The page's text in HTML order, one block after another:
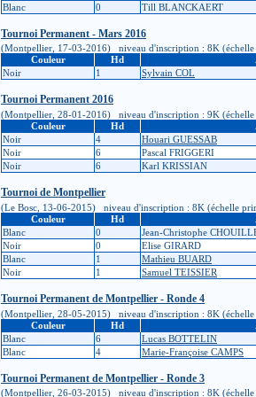
Blanc
0 Till BLANCKAERT
Tournoi Permanent - Mars 2016
(Montpellier, 17-03-2016) niveau d'inscription : 8K (échelle
Couleur
Hd
Noir
1 Sylvain COL
Tournoi Permanent 2016
(Montpellier, 28-01-2016) niveau d'inscription : 9K (échelle
Couleur
Hd
Noir
4 Houari GUESSAB
Noir
6 Pascal FRIGGERI
Noir
6 Karl KRISSIAN
Tournoi de Montpellier
(Le Bosc, 13-06-2015) niveau d'inscription : 8K (échelle
Couleur
Hd
Blanc
0 Jean-Christophe
Noir
0 Elise GIRARD
Blanc
1 Mathieu BUARD
Noir
1 Samuel TEISSIER
Tournoi Permanent de Montpellier - Ronde 4
(Montpellier, 28-05-2015) niveau d'inscription : 8K (échelle
Couleur
Hd
Blanc
6 Lucas BOTTELIN
Blanc
4 Marie-Françoise CAMPS
Tournoi Permanent de Montpellier - Ronde 3
(Montpellier, 26-03-2015) niveau d'inscription : 8K (échelle